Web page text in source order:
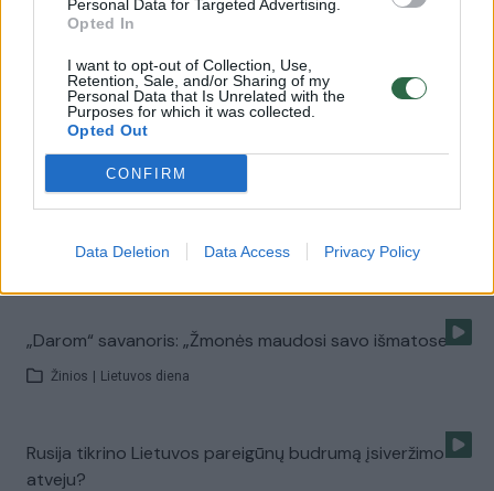
Personal Data for Targeted Advertising.
Opted In
I want to opt-out of Collection, Use,
Retention, Sale, and/or Sharing of my
Personal Data that Is Unrelated with the
Purposes for which it was collected.
Opted Out
CONFIRM
Data Deletion Data Access Privacy Policy
Antakalnio kapinėse rusai paminėjo gegužės 9-ąją
Žinios | Lietuvos diena
Lietuvos diena
„Darom“ savanoris: „Žmonės maudosi savo išmatose“
Žinios Lietuvos diena
Rusija tikrino Lietuvos pareigūnų budrumą įsiveržimo
atveju?